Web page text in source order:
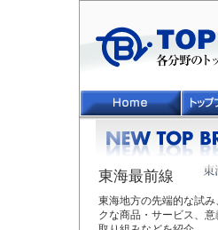
東海最前線
東海地方の先端的な試み
クな商品・サービス、意